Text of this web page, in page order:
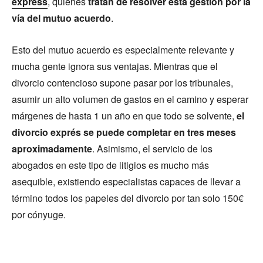
vía del mutuo acuerdo.
Esto del mutuo acuerdo es especialmente relevante y
mucha gente ignora sus ventajas. Mientras que el
divorcio contencioso supone pasar por los tribunales,
asumir un alto volumen de gastos en el camino y esperar
márgenes de hasta 1 un año en que todo se solvente, el
divorcio exprés se puede completar en tres meses
aproximadamente. Asimismo, el servicio de los
abogados en este tipo de litigios es mucho más
asequible, existiendo especialistas capaces de llevar a
término todos los papeles del divorcio por tan solo 150€
por cónyuge.